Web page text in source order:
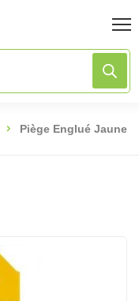
Piège Englué Jaune